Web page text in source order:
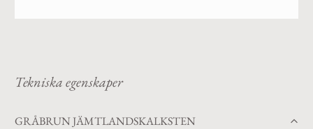
Tekniska egenskaper
GRÅBRUN JÄMTLANDSKALKSTEN